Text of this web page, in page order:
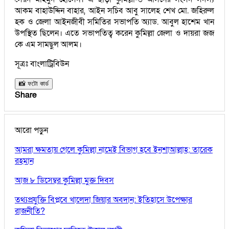
আকম বাহাউদ্দিন বাহার, আইন সচিব আবু সালেহ শেখ মো. জহিরুল
হক ও জেলা আইনজীবী সমিতির সভাপতি অ্যাড. আবুল হাশেম খান
উপস্থিত ছিলেন। এতে সভাপতিত্ব করেন কুমিল্লা জেলা ও দায়রা জজ
কে এম সামছুল আলম।
সূত্রঃ বাংলাট্রিবিউন
📸 ফটো কার্ড
Share
আরো পড়ুন
আমরা ক্ষমতায় গেলে কুমিল্লা নামেই বিভাগ হবে ইনশাআল্লাহ: তারেক
রহমান
আজ ৮ ডিসেম্বর কুমিল্লা মুক্ত দিবস
তথ্যপ্রযুক্তি বিপ্লবে খালেদা জিয়ার অবদান: ইতিহাসে উপেক্ষার
রাজনীতি?